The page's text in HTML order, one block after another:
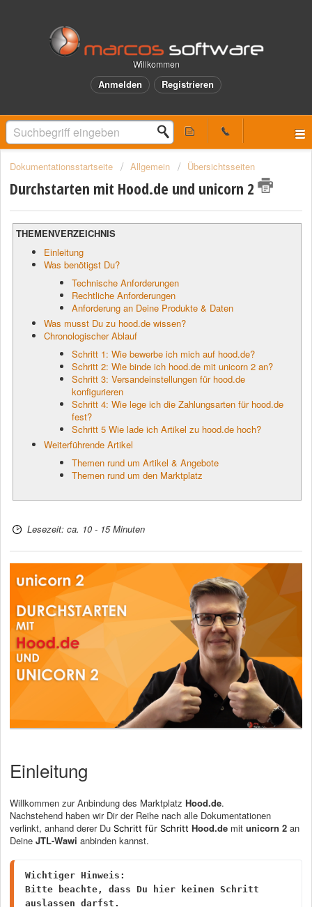
Willkommen
Anmelden Registrieren
Dokumentationsstartseite Allgemein Übersichtsseiten
Durchstarten mit Hood.de und unicorn 2
THEMENVERZEICHNIS
Einleitung
Was benötigst Du?
Technische Anforderungen
Rechtliche Anforderungen
Anforderung an Deine Produkte & Daten
Was musst Du zu hood.de wissen?
Chronologischer Ablauf
Schritt 1: Wie bewerbe ich mich auf hood.de?
Schritt 2: Wie binde ich hood.de mit unicorn 2 an?
Schritt 3: Versandeinstellungen für hood.de
konfigurieren
Schritt 4: Wie lege ich die Zahlungsarten für hood.de
fest?
Schritt 5 Wie lade ich Artikel zu hood.de hoch?
Weiterführende Artikel
Themen rund um Artikel & Angebote
Themen rund um den Marktplatz
Lesezeit: ca. 10 - 15 Minuten
Einleitung
Willkommen zur Anbindung des Marktplatz Hood.de.
Nachstehend haben wir Dir der Reihe nach alle Dokumentationen
verlinkt, anhand derer Du Schritt für Schritt Hood.de mit unicorn 2 an
Deine JTL-Wawi anbinden kannst.
Wichtiger Hinweis:
Bitte beachte, dass Du hier keinen Schritt